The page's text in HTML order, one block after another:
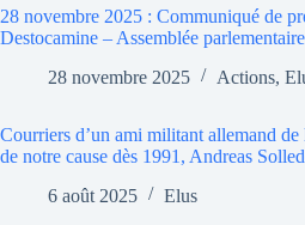
28 novembre 2025 : Communiqué de
Destocamine – Assemblée
28 novembre 2025
Actions,
Courriers d’un ami militant allemand de
de notre cause dès 1991, Andreas
6 août 2025
Elus